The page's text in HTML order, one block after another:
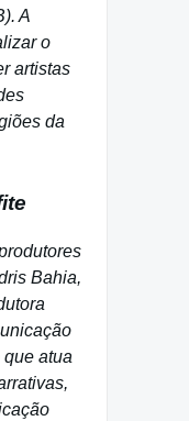
A
o
artistas
da
Bahia,
atua